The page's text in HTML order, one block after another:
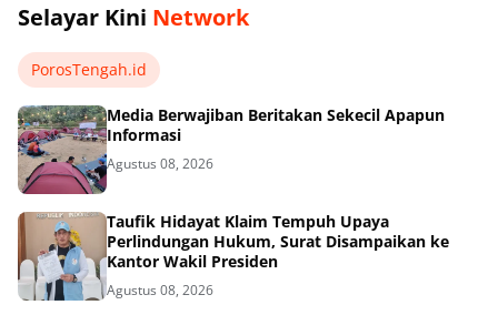
Selayar Kini Network
PorosTengah.id
Media Berwajiban Beritakan Sekecil Apapun
Informasi
Agustus 08, 2026
Taufik Hidayat Klaim Tempuh Upaya
Perlindungan Hukum, Surat Disampaikan ke
Kantor Wakil Presiden
Agustus 08, 2026